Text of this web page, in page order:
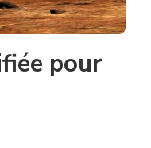
pour